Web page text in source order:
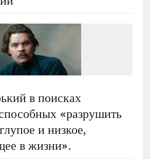
в поисках
«разрушить
и низкое,
в жизни».